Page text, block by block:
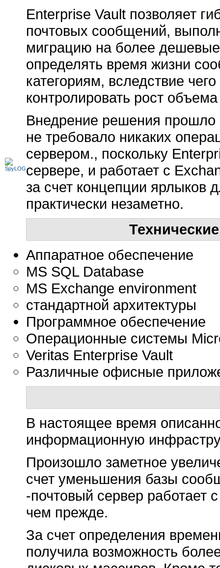
Enterprise Vault позволяет
почтовых сообщений,
миграцию на более дешевые
определять время жизни
категориям, вследствие
контролировать рост
Внедрение решения прошло
не требовало никаких
сервером., поскольку
сервере, и работает с
за счет концепции ярлыков
практически незаметно.
Аппаратное обеспечение
MS SQL Database
MS Exchange environment
стандартной архитектуры
Программное обеспечение
Операционные системы
Veritas Enterprise Vault
Различные офисные
В настоящее время
информационную
Произошло заметное
счет уменьшения базы
-почтовый сервер работает
чем прежде.
За счет определения
получила возможность